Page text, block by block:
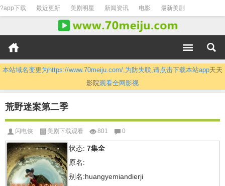
?app下载 最近更新 美剧明星 新闻资讯 电影 最新美剧
本站域名变更为https://www.70meiju.com/,为防失联,请点击下载本站app天天
影院观看全网影视
荒野迷案第二季
闪电侠 美剧下载观看 801 0
状态: 7集全
原名:
别名:huangyemiandierji